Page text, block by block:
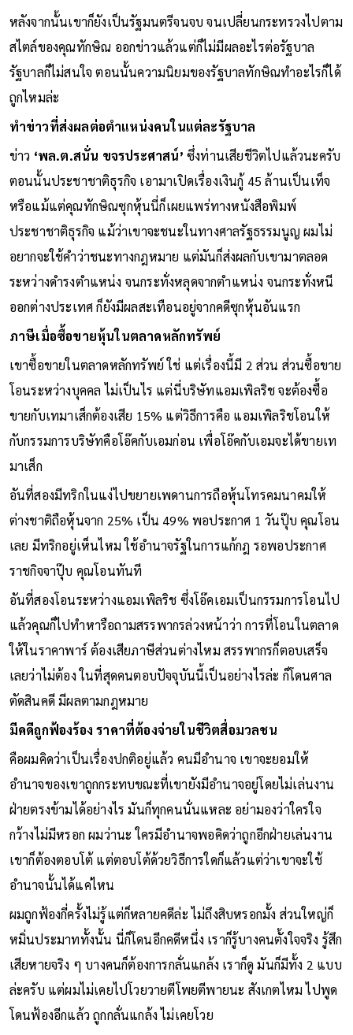
หลังจากนั้นเขาก็ยังเป็นรัฐมนตรีจนจบ จนเปลี่ยนกระทรวงไปตาม
สไตล์ของคุณทักษิณ ออกข่าวแล้วแต่ก็ไม่มีผลอะไรต่อรัฐบาล
รัฐบาลก็ไม่สนใจ ตอนนั้นความนิยมของรัฐบาลทักษิณทำอะไรก็ได้
ถูกไหมล่ะ
ทำข่าวที่ส่งผลต่อตำแหน่งคนในแต่ละรัฐบาล
ข่าว ‘พล.ต.สนั่น ขจรประศาสน์’ซึ่งท่านเสียชีวิตไปแล้วนะครับ
ตอนนั้นประชาชาติธุรกิจ เอามาเปิดเรื่องเงินกู้ 45 ล้านเป็นเท็จ
หรือแม้แต่คุณทักษิณซุกหุ้นนี่ก็เผยแพร่ทางหนังสือพิมพ์
ประชาชาติธุรกิจ แม้ว่าเขาจะชนะในทางศาลรัฐธรรมนูญ ผมไม่
อยากจะใช้คำว่าชนะทางกฎหมาย แต่มันก็ส่งผลกับเขามาตลอด
ระหว่างดำรงตำแหน่ง จนกระทั่งหลุดจากตำแหน่ง จนกระทั่งหนี
ออกต่างประเทศ ก็ยังมีผลสะเทือนอยู่จากคดีซุกหุ้นอันแรก
ภาษีเมื่อซื้อขายหุ้นในตลาดหลักทรัพย์
เขาซื้อขายในตลาดหลักทรัพย์ ใช่ แต่เรื่องนี้มี 2 ส่วน ส่วนซื้อขาย
โอนระหว่างบุคคล ไม่เป็นไร แต่นี่บริษัทแอมเพิลริช จะต้องซื้อ
ขายกับเทมาเส็กต้องเสีย 15% แต่วิธีการคือ แอมเพิลริชโอนให้
กับกรรมการบริษัทคือโอ๊คกับเอมก่อน เพื่อโอ๊คกับเอมจะได้ขายเท
มาเส็ก
อันที่สองมีทริกในแง่ไปขยายเพดานการถือหุ้นโทรคมนาคมให้
ต่างชาติถือหุ้นจาก 25% เป็น 49% พอประกาศ 1 วันปุ๊บ คุณโอน
เลย มีทริกอยู่เห็นไหม ใช้อำนาจรัฐในการแก้กฎ รอพอประกาศ
ราชกิจจาปุ๊บ คุณโอนทันที
อันที่สองโอนระหว่างแอมเพิลริช ซึ่งโอ๊คเอมเป็นกรรมการโอนไป
แล้วคุณก็ไปทำหารือถามสรรพากรล่วงหน้าว่า การที่โอนในตลาด
ให้ในราคาพาร์ ต้องเสียภาษีส่วนต่างไหม สรรพากรก็ตอบเสร็จ
เลยว่าไม่ต้อง ในที่สุดคนตอบปัจจุบันนี้เป็นอย่างไรล่ะ ก็โดนศาล
ตัดสินคดี มีผลตามกฎหมาย
มีคดีถูกฟ้องร้อง ราคาที่ต้องจ่ายในชีวิตสื่อมวลชน
คือผมคิดว่าเป็นเรื่องปกติอยู่แล้ว คนมีอำนาจ เขาจะยอมให้
อำนาจของเขาถูกกระทบขณะที่เขายังมีอำนาจอยู่โดยไม่เล่นงาน
ฝ่ายตรงข้ามได้อย่างไร มันก็ทุกคนนั่นแหละ อย่ามองว่าใครใจ
กว้างไม่มีหรอก ผมว่านะ ใครมีอำนาจพอคิดว่าถูกอีกฝ่ายเล่นงาน
เขาก็ต้องตอบโต้ แต่ตอบโต้ด้วยวิธีการใดก็แล้วแต่ว่าเขาจะใช้
อำนาจนั้นได้แค่ไหน
ผมถูกฟ้องกี่ครั้งไม่รู้แต่ก็หลายคดีล่ะ ไม่ถึงสิบหรอกมั้ง ส่วนใหญ่ก็
หมิ่นประมาททั้งนั้น นี่ก็โดนอีกคดีหนึ่ง เราก็รู้บางคนตั้งใจจริง รู้สึก
เสียหายจริง ๆ บางคนก็ต้องการกลั่นแกล้ง เราก็ดู มันก็มีทั้ง 2 แบบ
ล่ะครับ แต่ผมไม่เคยไปโวยวายตีโพยตีพายนะ สังเกตไหม ไปพูด
โดนฟ้องอีกแล้ว ถูกกลั่นแกล้ง ไม่เคยโวย